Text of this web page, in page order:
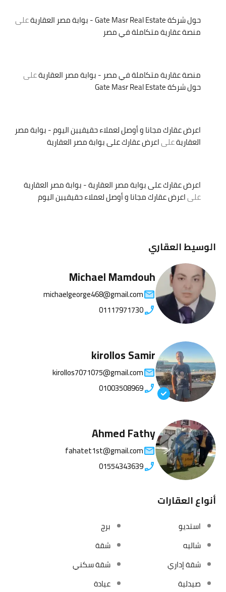
حول شركة Gate Masr Real Estate - بوابة مصر العقارية
على
منصة عقارية متكاملة في مصر
منصة عقارية متكاملة في مصر - بوابة مصر العقاريةعلى
حول شركة Gate Masr Real Estate
اعرض عقارك مجانا و أوصل لعملاء حقيقيين اليوم - بوابة مصر
العقاريةعلىاعرض عقارك على بوابة مصر العقارية
اعرض عقارك على بوابة مصر العقارية - بوابة مصر العقارية
علىاعرض عقارك مجانا و أوصل لعملاء حقيقيين اليوم
الوسيط العقاري
Michael Mamdouh
michaelgeorge468@gmail.com
01117971730
kirollos Samir
kirollos7071075@gmail.com
01003508969
Ahmed Fathy
fahatet1st@gmail.com
01554343639
أنواع العقارات
استديو
برج
شاليه
شقة
شقة إداري
شقة سكني
صيدلية
عيادة